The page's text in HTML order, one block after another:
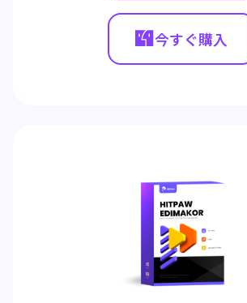
今すぐ購入